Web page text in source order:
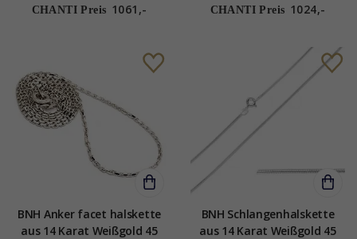
CHANTI Preis 1061,- CHANTI Preis 1024,-
BNH Anker facet halskette
aus 14 Karat Weißgold 45
BNH Schlangenhalskette
aus 14 Karat Weißgold 45